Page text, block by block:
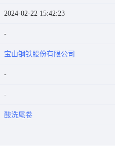
2024-02-22 15:42:23
宝山钢铁股份有限公司
酸洗尾卷